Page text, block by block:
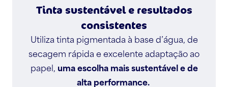
Tinta sustentável e resultados
consistentes
Utiliza tinta pigmentada à base d’água, de
secagem rápida e excelente adaptação ao
papel, uma escolha mais sustentável e de
alta performance.